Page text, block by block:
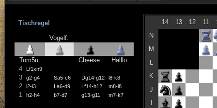
Tischregel
Tom5u
Vogelf.
Cheese
Halllo
4
Lf1xn9
3 g2-g4 Sa5-c6 Dg14-g12 l8-k8
2 i2-i3 La6-d9 Lf14-h12 m8-l8
1 h2-h4 b7-d7 g13-g11 m7-k7
14 13 12 11
N
M
K
J